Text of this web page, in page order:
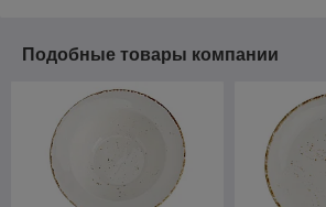
Подобные товары компании